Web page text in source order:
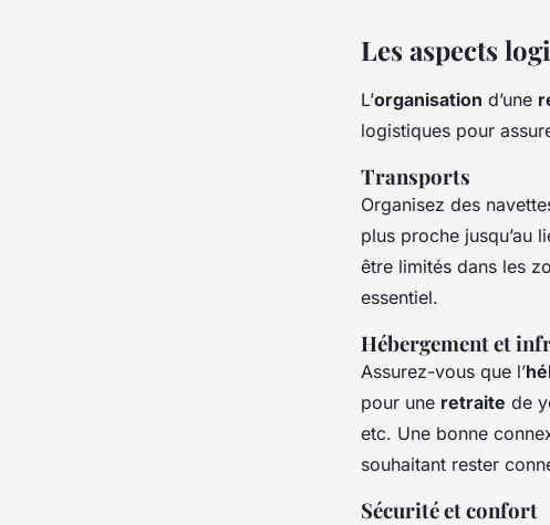
Les aspects
L’organisation d’une
logistiques pour
Transports
Organisez des
plus proche jusqu’au
être limités dans les
essentiel.
Hébergement et
Assurez-vous que l’
pour une retraite de
etc. Une bonne
souhaitant rester
Sécurité et confort